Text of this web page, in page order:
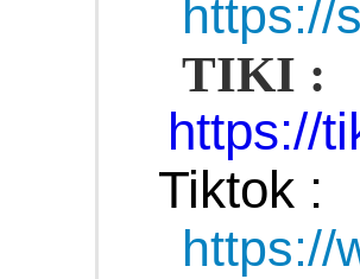
https://
TIKI :
https://
Tiktok :
https://